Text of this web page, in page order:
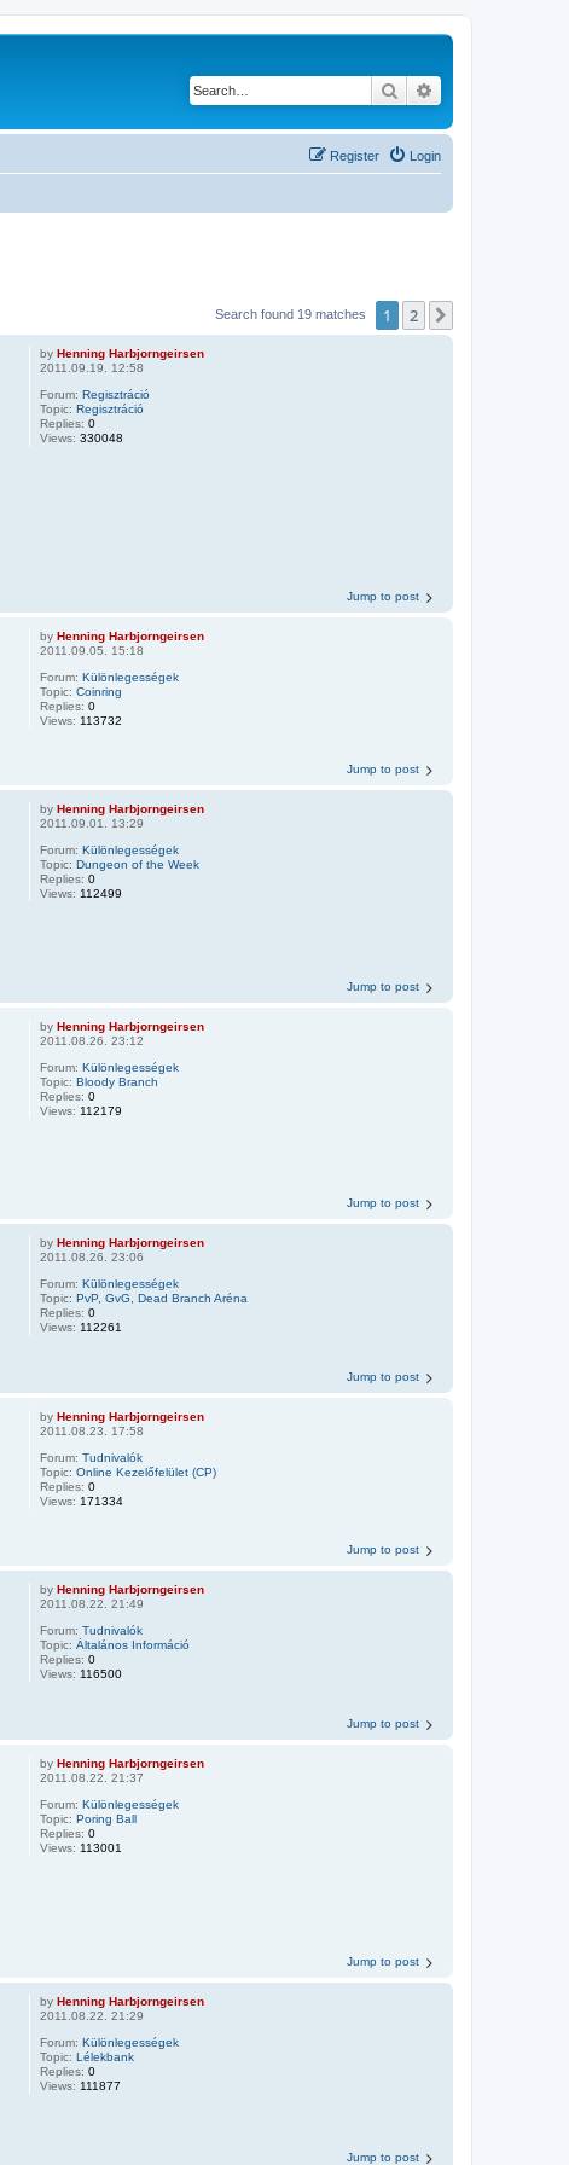
Search
Login
Register
Search found 19 matches 1 2
byHenning Harbjorngeirsen
2011.09.19. 12:58
Forum:Regisztráció
Topic:Regisztráció
Replies:0
Views:330048
Jump to post
byHenning Harbjorngeirsen
2011.09.05. 15:18
Forum:Különlegességek
Topic:Coinring
Replies:0
Views: 113732
Jump to post
byHenning Harbjorngeirsen
2011.09.01. 13:29
Forum:Különlegességek
Topic:Dungeon of the Week
Replies:0
Views: 112499
Jump to post
byHenning Harbjorngeirsen
2011.08.26. 23:12
Forum:Különlegességek
Topic:Bloody Branch
Replies:0
Views: 112179
Jump to post
byHenning Harbjorngeirsen
2011.08.26. 23:06
Forum:Különlegességek
Topic:PvP, GvG, Dead Branch Aréna
Replies:0
Views: 112261
Jump to post
byHenning Harbjorngeirsen
2011.08.23. 17:58
Forum:Tudnivalók
Topic:Online Kezelőfelület (CP)
Replies:0
Views: 171334
Jump to post
byHenning Harbjorngeirsen
2011.08.22. 21:49
Forum:Tudnivalók
Topic:Általános Információ
Replies:0
Views: 116500
Jump to post
byHenning Harbjorngeirsen
2011.08.22. 21:37
Forum:Különlegességek
Topic:Poring Ball
Replies:0
Views: 113001
Jump to post
byHenning Harbjorngeirsen
2011.08.22. 21:29
Forum:Különlegességek
Topic:Lélekbank
Replies:0
Views: 111877
Jump to post